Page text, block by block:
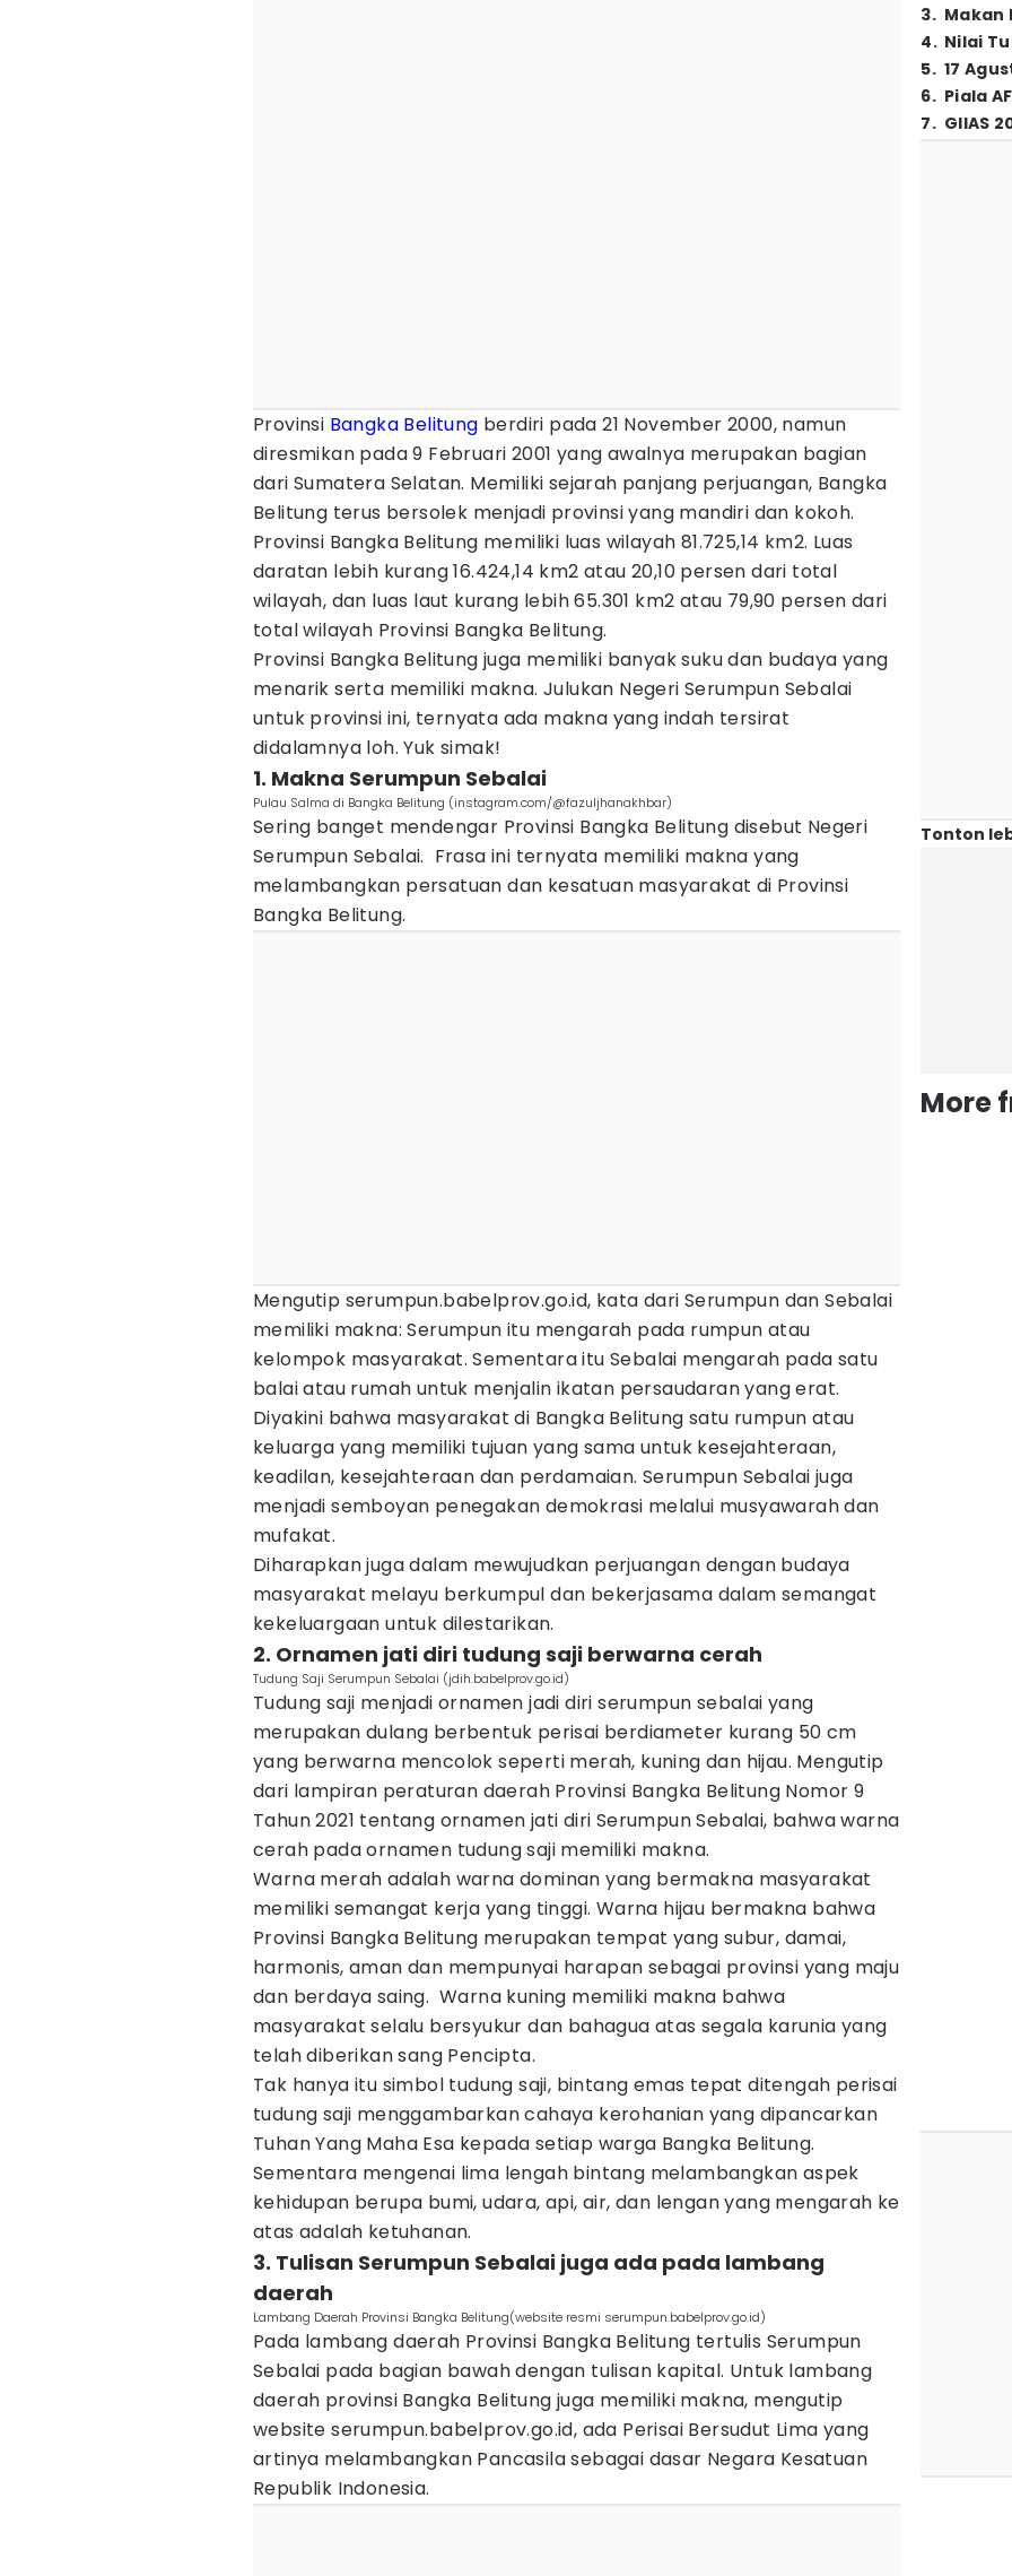
Provinsi Bangka Belitung berdiri pada 21 November 2000, namun
diresmikan pada 9 Februari 2001 yang awalnya merupakan bagian
dari Sumatera Selatan. Memiliki sejarah panjang perjuangan, Bangka
Belitung terus bersolek menjadi provinsi yang mandiri dan kokoh.
Provinsi Bangka Belitung memiliki luas wilayah 81.725,14 km2. Luas
daratan lebih kurang 16.424,14 km2 atau 20,10 persen dari total
wilayah, dan luas laut kurang lebih 65.301 km2 atau 79,90 persen dari
total wilayah Provinsi Bangka Belitung.
Provinsi Bangka Belitung juga memiliki banyak suku dan budaya yang
menarik serta memiliki makna. Julukan Negeri Serumpun Sebalai
untuk provinsi ini, ternyata ada makna yang indah tersirat
didalamnya loh. Yuk simak!
1. Makna Serumpun Sebalai
Pulau Salma di Bangka Belitung (instagram.com/@fazuljhanakhbar)
Sering banget mendengar Provinsi Bangka Belitung disebut Negeri
Serumpun Sebalai. Frasa ini ternyata memiliki makna yang
melambangkan persatuan dan kesatuan masyarakat di Provinsi
Bangka Belitung.
Mengutip serumpun.babelprov.go.id, kata dari Serumpun dan Sebalai
memiliki makna: Serumpun itu mengarah pada rumpun atau
kelompok masyarakat. Sementara itu Sebalai mengarah pada satu
balai atau rumah untuk menjalin ikatan persaudaran yang erat.
Diyakini bahwa masyarakat di Bangka Belitung satu rumpun atau
keluarga yang memiliki tujuan yang sama untuk kesejahteraan,
keadilan, kesejahteraan dan perdamaian. Serumpun Sebalai juga
menjadi semboyan penegakan demokrasi melalui musyawarah dan
mufakat.
Diharapkan juga dalam mewujudkan perjuangan dengan budaya
masyarakat melayu berkumpul dan bekerjasama dalam semangat
kekeluargaan untuk dilestarikan.
2. Ornamen jati diri tudung saji berwarna cerah
Tudung Saji Serumpun Sebalai (jdih.babelprov.go.id)
Tudung saji menjadi ornamen jadi diri serumpun sebalai yang
merupakan dulang berbentuk perisai berdiameter kurang 50 cm
yang berwarna mencolok seperti merah, kuning dan hijau. Mengutip
dari lampiran peraturan daerah Provinsi Bangka Belitung Nomor 9
Tahun 2021 tentang ornamen jati diri Serumpun Sebalai, bahwa warna
cerah pada ornamen tudung saji memiliki makna.
Warna merah adalah warna dominan yang bermakna masyarakat
memiliki semangat kerja yang tinggi. Warna hijau bermakna bahwa
Provinsi Bangka Belitung merupakan tempat yang subur, damai,
harmonis, aman dan mempunyai harapan sebagai provinsi yang maju
dan berdaya saing. Warna kuning memiliki makna bahwa
masyarakat selalu bersyukur dan bahagua atas segala karunia yang
telah diberikan sang Pencipta.
Tak hanya itu simbol tudung saji, bintang emas tepat ditengah perisai
tudung saji menggambarkan cahaya kerohanian yang dipancarkan
Tuhan Yang Maha Esa kepada setiap warga Bangka Belitung.
Sementara mengenai lima lengah bintang melambangkan aspek
kehidupan berupa bumi, udara, api, air, dan lengan yang mengarah ke
atas adalah ketuhanan.
3. Tulisan Serumpun Sebalai juga ada pada lambang
daerah
Lambang Daerah Provinsi Bangka Belitung(website resmi serumpun.babelprov.go.id)
Pada lambang daerah Provinsi Bangka Belitung tertulis Serumpun
Sebalai pada bagian bawah dengan tulisan kapital. Untuk lambang
daerah provinsi Bangka Belitung juga memiliki makna, mengutip
website serumpun.babelprov.go.id, ada Perisai Bersudut Lima yang
artinya melambangkan Pancasila sebagai dasar Negara Kesatuan
Republik Indonesia.
3. Makan
4. Nilai
5. 17
6. Piala
7. GIIAS
Tonton
More